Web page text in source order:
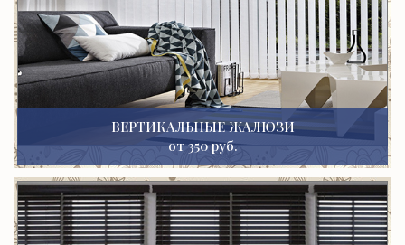
ВЕРТИКАЛЬНЫЕ ЖАЛЮЗИ
от 350 руб.